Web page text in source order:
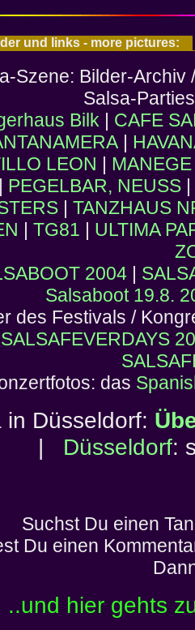
und links - more pictures:
Szene: Bilder-
Salsa-
Bilk | CAFE
|
LEON |
| PEGELBAR, NEUSS |
| TANZHAUS
| TG81 | ULTIMA
2004|
Salsaboot 19.8.
des Festivals /
SALSAFEVERDAYS
das
in Düsseldorf:
| Düsseldorf:
Suchst Du einen
Du einen
..und hier gehts